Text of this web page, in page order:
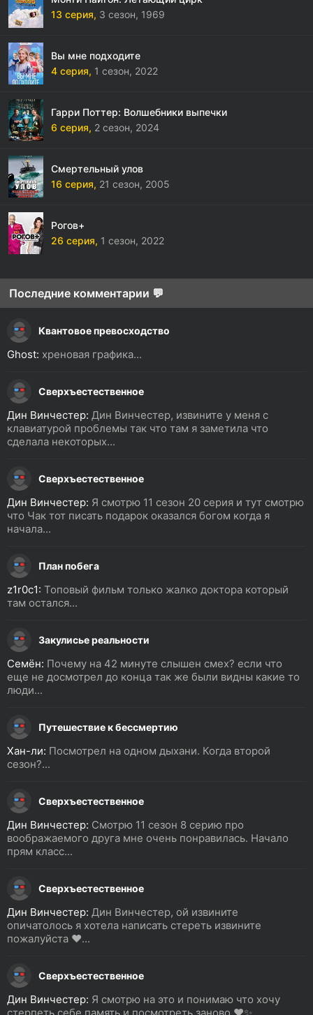
13 серия, 3 сезон, 1969
Вы мне подходите
4 серия, 1 сезон, 2022
Гарри Поттер: Волшебники выпечки
6 серия, 2 сезон, 2024
Смертельный улов
16 серия, 21 сезон, 2005
Рогов+
26 серия, 1 сезон, 2022
Последние комментарии 💬
Квантовое превосходство
Ghost: хреновая графика...
Сверхъестественное
Дин Винчестер: Дин Винчестер, извините у меня с
клавиатурой проблемы так что там я заметила что
сделала некоторых...
Сверхъестественное
Дин Винчестер: Я смотрю 11 сезон 20 серия и тут смотрю
что Чак тот писать подарок оказался богом когда я
начала...
План побега
z1r0c1: Топовый фильм только жалко доктора который
там остался...
Закулисье реальности
Семён: Почему на 42 минуте слышен смех? если что
еще не досмотрел до конца так же были видны какие то
люди...
Путешествие к бессмертию
Хан-ли: Посмотрел на одном дыхани. Когда второй
сезон?...
Сверхъестественное
Дин Винчестер: Смотрю 11 сезон 8 серию про
воображаемого друга мне очень понравилась. Начало
прям класс...
Сверхъестественное
Дин Винчестер: Дин Винчестер, ой извините
опичатолось я хотела написать стереть извините
пожалуйста ❤️...
Сверхъестественное
Дин Винчестер: Я смотрю на это и понимаю что хочу